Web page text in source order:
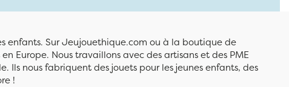
enfants. Sur Jeujouethique.com ou à la boutique de
Europe. Nous travaillons avec des artisans et des PME
nous fabriquent des jouets pour les jeunes enfants, des
!